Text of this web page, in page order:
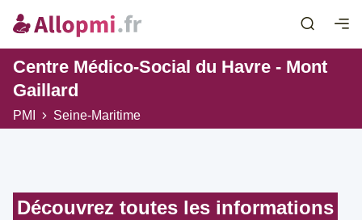
Centre Médico-Social du Havre - Mont
Gaillard
PMI Seine-Maritime
Découvrez toutes les informations